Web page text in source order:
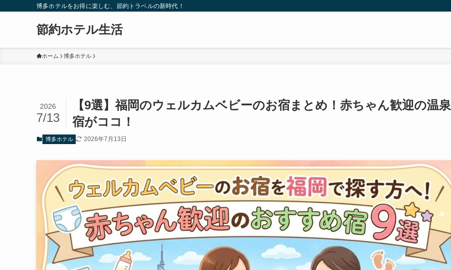
博多ホテルをお得に楽しむ、節約トラベルの新時代！
節約ホテル生活
ホーム 博多ホテル
【9選】福岡のウェルカムベビーのお宿まとめ！赤ちゃん歓迎の温泉
宿がココ！
2026
7/13
博多ホテル 2026年7月13日